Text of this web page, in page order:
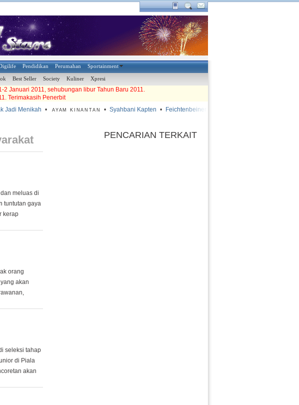
Pendidikan Perumahan Sportainment
Best Seller Society Kuliner Xpresi
Januari 2011, sehubungan libur Tahun Baru 2011.
Terimakasih Penerbit
Menikah • AYAM KINANTAN • Syahbani Kapten • Feichtenbeiner: Lapangan Harus Diperbaiki
meluas di
tuntutan gaya
kerap
orang
akan
seleksi tahap
di Piala
akan
PENCARIAN TERKAIT